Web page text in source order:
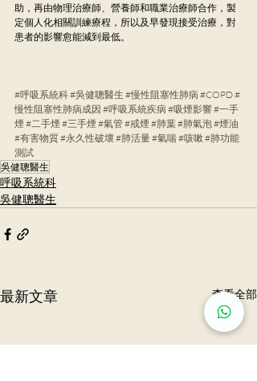
助，再由物理治療師、營養師和職業治療師合作，製
定個人化相關訓練療程，所以及早發現接受治療，對
患者的影響愈能減到最低。
#呼吸系統科#吳健聰醫生 #慢性阻塞性肺病#COPD#
慢性阻塞性肺病成因 #呼吸系統疾病#吸煙影響#一手
煙 #二手煙 #三手煙 #氣管#戒煙 #肺葉#肺氣泡#煙油
#有害物質#永久性破壞 #肺活量#氣喘#咳嗽 #肺功能
測試
吳健聰醫生
呼吸系統科
吳健聰醫生
最新文章 查看全部